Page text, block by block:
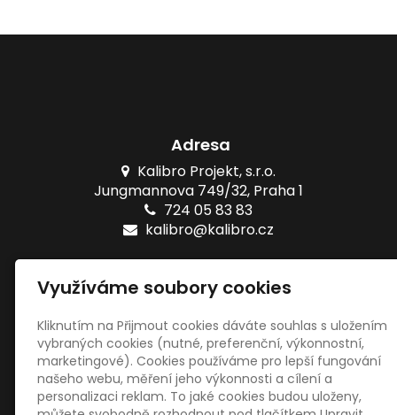
Adresa
Kalibro Projekt, s.r.o.
Jungmannova 749/32, Praha 1
724 05 83 83
kalibro@kalibro.cz
Naše testy
Online testy ZŠ
Tištěné testy ZŠ
Sociální sítě
Využíváme soubory cookies
Kliknutím na Přijmout cookies dáváte souhlas s uložením
vybraných cookies (nutné, preferenční, výkonnostní,
marketingové). Cookies používáme pro lepší fungování
našeho webu, měření jeho výkonnosti a cílení a
personalizaci reklam. To jaké cookies budou uloženy,